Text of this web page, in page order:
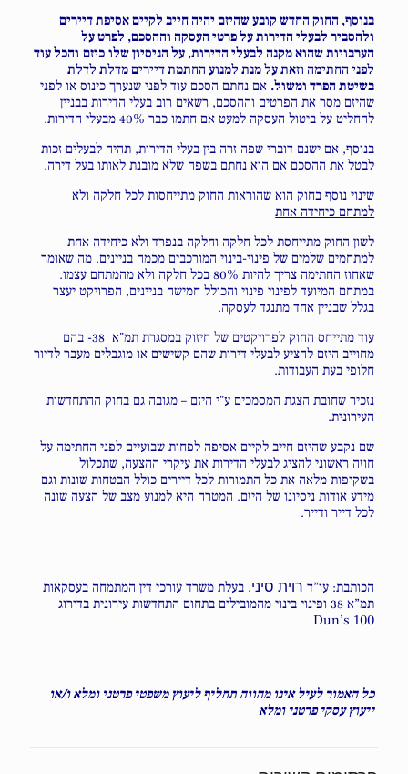
בנוסף, החוק החדש קובע שהיזם יהיה חייב לקיים אסיפת דיירים
ולהסביר לבעלי הדירות על פרטי העסקה וההסכם, לפרט על
הערבויות שהוא מקנה לבעלי הדירות, על הניסיון שלו כיזם והכל עוד
לפני החתימה וזאת על מנת למנוע החתמת דיירים מדלת לדלת
בשיטת הפרד ומשול. אם נחתם הסכם עוד לפני שנערך כינוס או לפני
שהיזם מסר את הפרטים וההסכם, רשאים רוב בעלי הדירות בבניין
להחליט על ביטול העסקה למעט אם חתמו כבר 40% מבעלי הדירות.
בנוסף, אם ישנם דוברי שפה זרה בין בעלי הדירות, תהיה לבעלים זכות
לבטל את ההסכם אם הוא נחתם בשפה שלא מובנת לאותו בעל דירה.
שינוי נוסף בחוק הוא שהוראות החוק מתייחסות לכל חלקה ולא
למתחם כיחידה אחת
לשון החוק מתייחסת לכל חלקה וחלקה בנפרד ולא כיחידה אחת
למתחמים שלמים של פינוי-בינוי המורכבים מכמה בניינים. מה שאומר
שאחוז החתימה צריך להיות 80% בכל חלקה ולא מהמתחם עצמו.
במתחם המיועד לפינוי פינוי והכולל חמישה בניינים, הפרויקט יעצר
בגלל שבניין אחד מתנגד לעסקה.
עוד מתייחס החוק לפרויקטים של חיזוק במסגרת תמ"א 38- בהם
מחוייב היזם להציע לבעלי דירות שהם קשישים או מוגבלים מעבר לדיור
חלופי בעת העבודות.
נזכיר שחובת הצגת המסמכים ע"י היזם – מגובה גם בחוק ההתחדשות
העירונית.
שם נקבע שהיזם חייב לקיים אסיפה לפחות שבועיים לפני החתימה על
חוזה ראשוני להציג לבעלי הדירות את עיקרי ההצעה, שתכלול
בשקיפות מלאה את כל התמורות לכל דיירים כולל הבטחות שונות וגם
מידע אודות ניסיונו של היזם. המטרה היא למנוע מצב של הצעה שונה
לכל דייר ודייר.
הכותבת: עו”ד רוית סיני, בעלת משרד עורכי דין המתמחה בעסקאות
תמ”א 38 ופינוי בינוי מהמובילים בתחום התחדשות עירונית בדירוג
Dun’s 100
כל האמור לעיל אינו מהווה תחליף ליעוץ משפטי פרטני ומלא ו/או
ייעוץ עסקי פרטני ומלא